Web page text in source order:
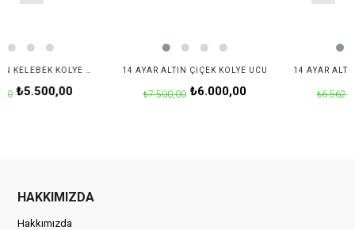
14 AYAR ALTIN KELEBEK KOLYE UCU 14 AYAR ALTIN ÇIÇEK KOLYE UCU
₺6.000,00
₺7.500,00 ₺6.562,50
HAKKIMIZDA
Hakkımızda